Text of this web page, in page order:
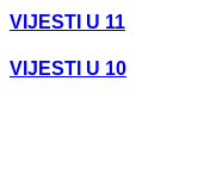
VIJESTI U 11
VIJESTI U 10